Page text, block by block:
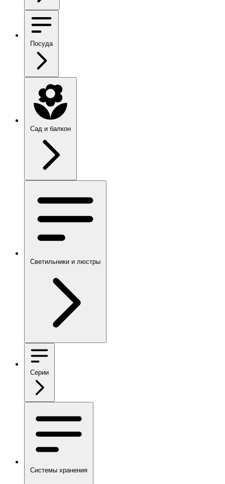
Посуда
Сад и балкон
Светильники и люстры
Серии
Системы хранения